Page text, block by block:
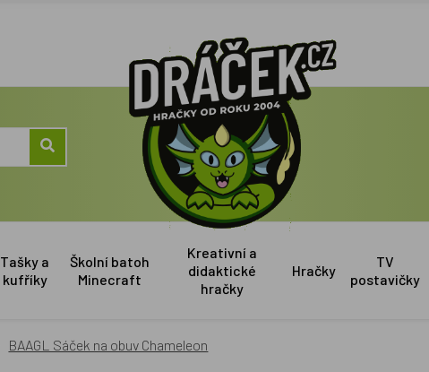
Tašky a
kufříky
Školní batoh
Minecraft
Kreativní a
didaktické
hračky
Hračky
TV
postavičky
BAAGL Sáček na obuv Chameleon